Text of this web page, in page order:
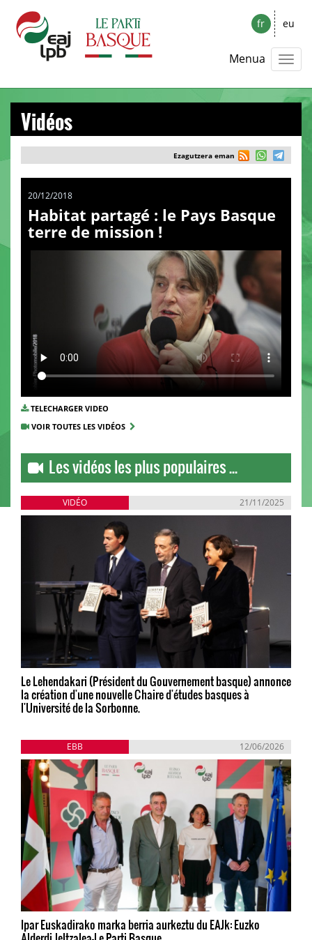
fr eu
Menua
Vidéos
Ezagutzera eman
20/12/2018
Habitat partagé : le Pays Basque
terre de mission !
TELECHARGER VIDEO
VOIR TOUTES LES VIDÉOS
Les vidéos les plus populaires ...
VIDÉO 21/11/2025
Le Lehendakari (Président du Gouvernement basque) annonce
la création d'une nouvelle Chaire d'études basques à
l'Université de la Sorbonne.
EBB 12/06/2026
Ipar Euskadirako marka berria aurkeztu du EAJk: Euzko